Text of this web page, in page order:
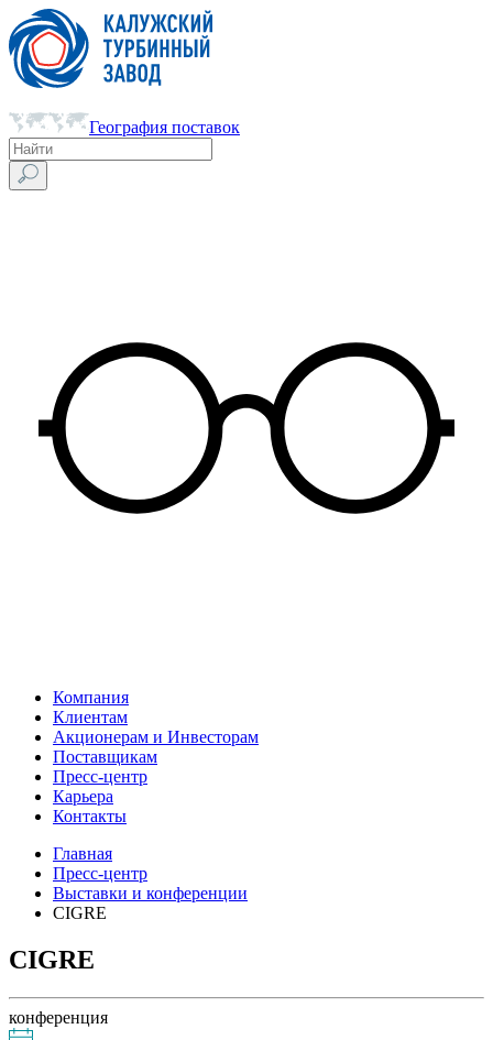
География поставок
Компания
Клиентам
Акционерам и Инвесторам
Поставщикам
Пресс-центр
Карьера
Контакты
Главная
Пресс-центр
Выставки и конференции
CIGRE
CIGRE
конференция